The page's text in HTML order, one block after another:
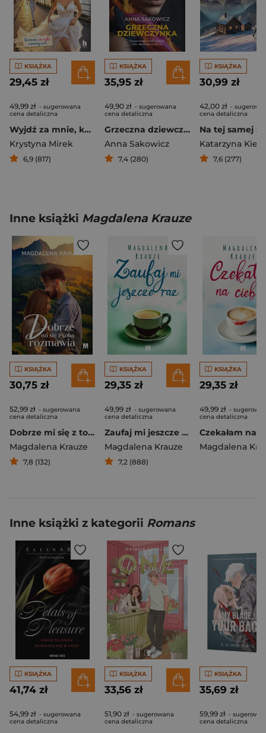
KSIĄŻKA
29,45 zł
49,99 zł - sugerowana
cena detaliczna
Wyjdź za mnie, kochanie
Krystyna Mirek
6,9 (817)
KSIĄŻKA
35,95 zł
49,90 zł - sugerowana
cena detaliczna
Grzeczna dziewczynka
Anna Sakowicz
7,4 (280)
KSIĄŻKA
30,99 zł
42,00 zł -
cena detaliczna
Na tej samej
Katarzyna
7,6 (277)
Inne książki Magdalena Krauze
KSIĄŻKA
30,75 zł
52,99 zł - sugerowana
cena detaliczna
Dobrze mi się z tobą rozmawia
Magdalena Krauze
7,8 (132)
KSIĄŻKA
29,35 zł
49,99 zł - sugerowana
cena detaliczna
Zaufaj mi jeszcze raz
Magdalena Krauze
7,2 (888)
KSIĄŻKA
29,35 zł
49,99 zł -
cena detaliczna
Magdalena
Inne książki z kategorii Romans
KSIĄŻKA
41,74 zł
54,99 zł - sugerowana
cena detaliczna
KSIĄŻKA
33,56 zł
51,90 zł - sugerowana
cena detaliczna
KSIĄŻKA
35,69 zł
59,99 zł -
cena detaliczna